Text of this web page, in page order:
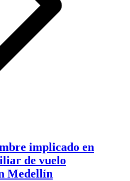
implicado en
de vuelo
Medellín